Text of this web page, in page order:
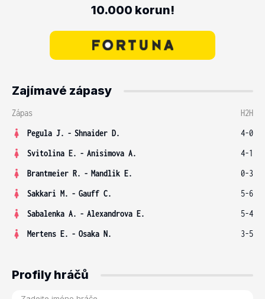
10.000 korun!
Zajímavé zápasy
Zápas
H2H
Pegula J. - Shnaider D.
4-0
Svitolina E. - Anisimova A.
4-1
Brantmeier R. - Mandlik E.
0-3
Sakkari M. - Gauff C.
5-6
Sabalenka A. - Alexandrova E.
5-4
Mertens E. - Osaka N. 3-5
Profily hráčů